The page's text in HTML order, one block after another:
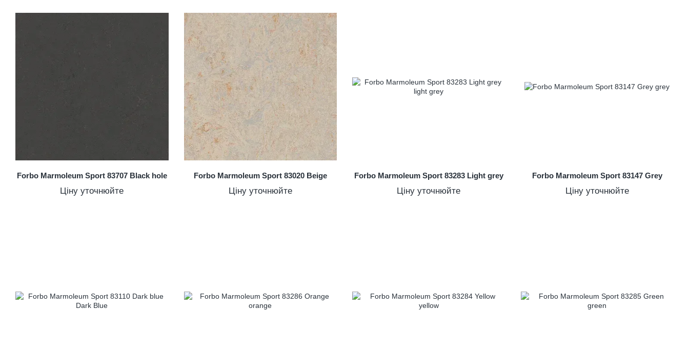
Forbo Marmoleum Sport 83707 Black hole
Ціну уточнюйте
Forbo Marmoleum Sport 83020 Beige
Ціну уточнюйте
Forbo Marmoleum Sport 83283 Light grey
Ціну уточнюйте
Forbo Marmoleum Sport 83147 Grey
Ціну уточнюйте